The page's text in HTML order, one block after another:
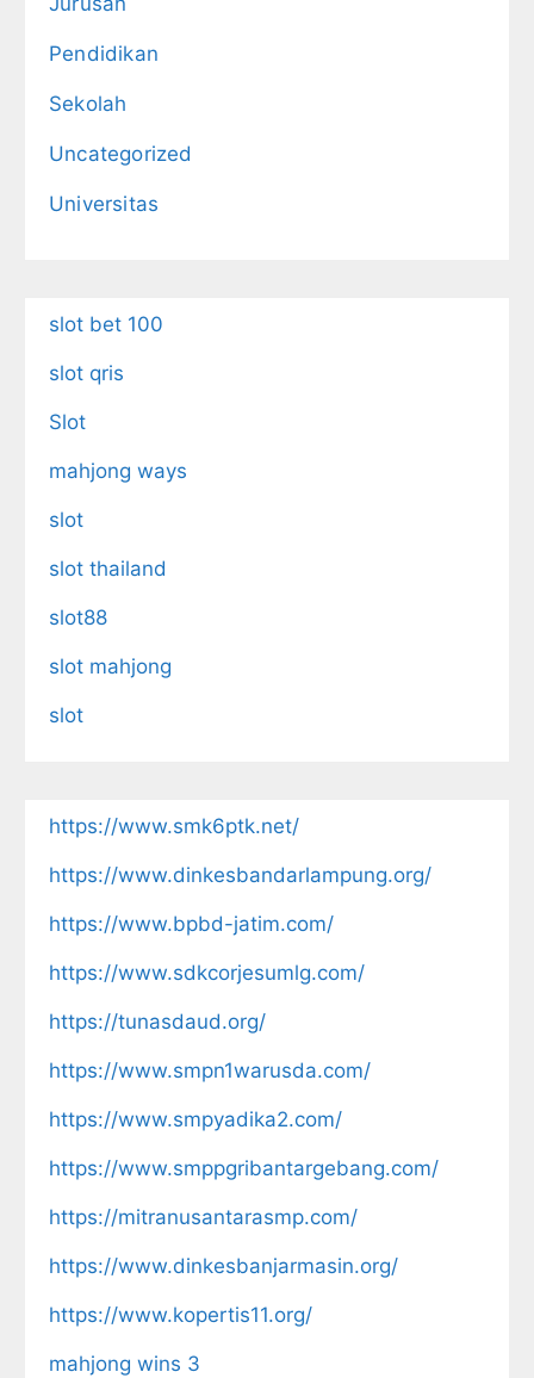
Pendidikan
Sekolah
Uncategorized
Universitas
slot bet 100
slot qris
Slot
mahjong ways
slot
slot thailand
slot88
slot mahjong
slot
https://www.smk6ptk.net/
https://www.dinkesbandarlampung.org/
https://www.bpbd-jatim.com/
https://www.sdkcorjesumlg.com/
https://tunasdaud.org/
https://www.smpn1warusda.com/
https://www.smpyadika2.com/
https://www.smppgribantargebang.com/
https://mitranusantarasmp.com/
https://www.dinkesbanjarmasin.org/
https://www.kopertis11.org/
mahjong wins 3